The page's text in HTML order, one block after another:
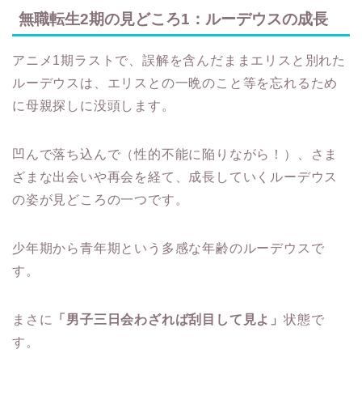
無職転生2期の見どころ1：ルーデウスの成長
アニメ1期ラストで、誤解を含んだままエリスと別れた
ルーデウスは、エリスとの一晩のこと等を忘れるため
に母親探しに没頭します。
凹んで落ち込んで（性的不能に陥りながら！）、さま
ざまな出会いや再会を経て、成長していくルーデウス
の姿が見どころの一つです。
少年期から青年期という多感な年齢のルーデウスで
す。
まさに 「男子三日会わざれば刮目して見よ」状態で
す。